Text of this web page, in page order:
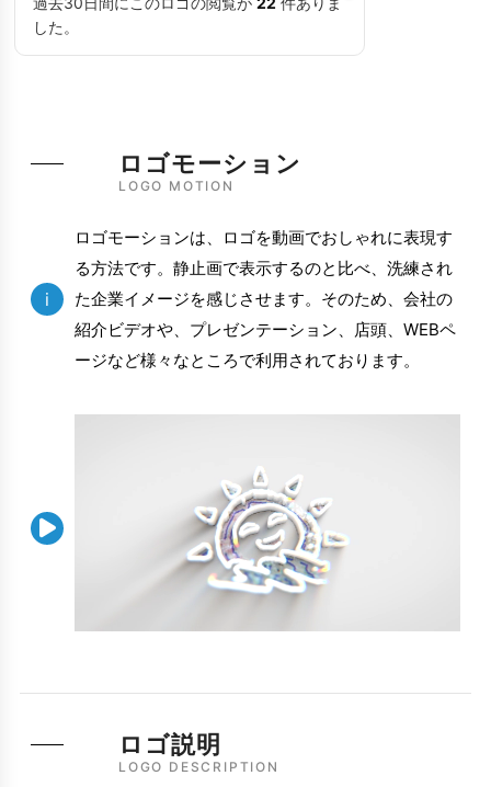
した。
LOGO MOTION
ロゴモーション
i
ロゴモーションは、ロゴを動画でおしゃれに表現す
る方法です。静止画で表示するのと比べ、洗練され
た企業イメージを感じさせます。そのため、会社の
紹介ビデオや、プレゼンテーション、店頭、WEBペ
ージなど様々なところで利用されております。

LOGO DESCRIPTION
ロゴ説明